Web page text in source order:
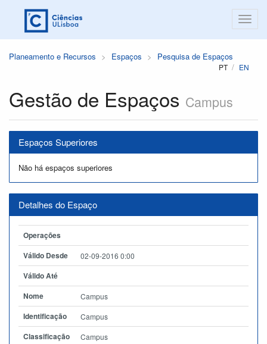
Planeamento e Recursos Espaços Pesquisa de Espaços
PT EN
Gestão de Espaços Campus
Espaços Superiores
Não há espaços superiores
Detalhes do Espaço
Operações
Válido Desde
02-09-2016 0:00
Válido Até
Nome
Campus
Identificação Campus
Classificação Campus